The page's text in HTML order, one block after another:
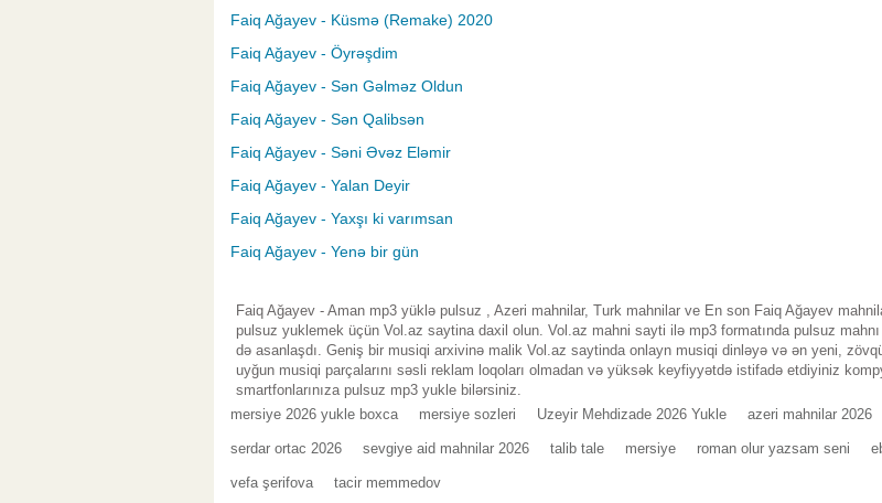
Faiq Ağayev - Küsmə (Remake) 2020
Faiq Ağayev - Öyrəşdim
Faiq Ağayev - Sən Gəlməz Oldun
Faiq Ağayev - Sən Qalibsən
Faiq Ağayev - Səni Əvəz Eləmir
Faiq Ağayev - Yalan Deyir
Faiq Ağayev - Yaxşı ki varımsan
Faiq Ağayev - Yenə bir gün
Faiq Ağayev - Aman mp3 yüklə pulsuz , Azeri mahnilar, Turk mahnilar ve En son Faiq Ağayev
pulsuz yuklemek üçün Vol.az saytina daxil olun. Vol.az mahni sayti ilə mp3 formatında pulsuz
də asanlaşdı. Geniş bir musiqi arxivinə malik Vol.az saytinda onlayn musiqi dinləyə və ən yeni,
uyğun musiqi parçalarını səsli reklam loqoları olmadan və yüksək keyfiyyətdə istifadə etdiyiniz
smartfonlarınıza pulsuz mp3 yukle bilərsiniz.
mersiye 2026 yukle boxca mersiye sozleri Uzeyir Mehdizade 2026 Yukle azeri mahnilar 2026
serdar ortac 2026 sevgiye aid mahnilar 2026 talib tale mersiye roman olur yazsam seni
vefa şerifova tacir memmedov